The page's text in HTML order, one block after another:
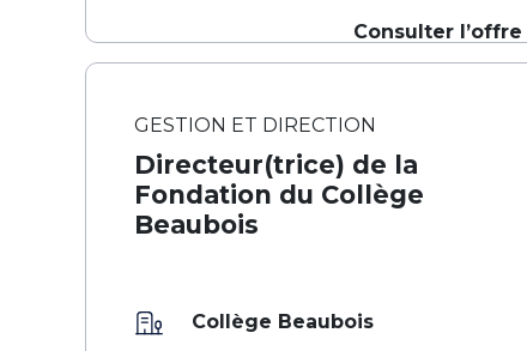
Consulter l’offre
GESTION ET DIRECTION
Directeur(trice) de la
Fondation du Collège
Beaubois
Collège Beaubois